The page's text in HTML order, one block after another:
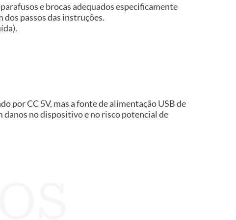
e brocas adequados especificamente
dos passos das instruções.
por CC 5V, mas a fonte de alimentação USB de
no dispositivo e no risco potencial de